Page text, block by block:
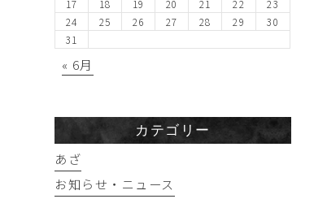
17
18 19 20 21 22
23
24
25 26 27 28 29
30
31
« 6月
カテゴリー
あざ
お知らせ・ニュース